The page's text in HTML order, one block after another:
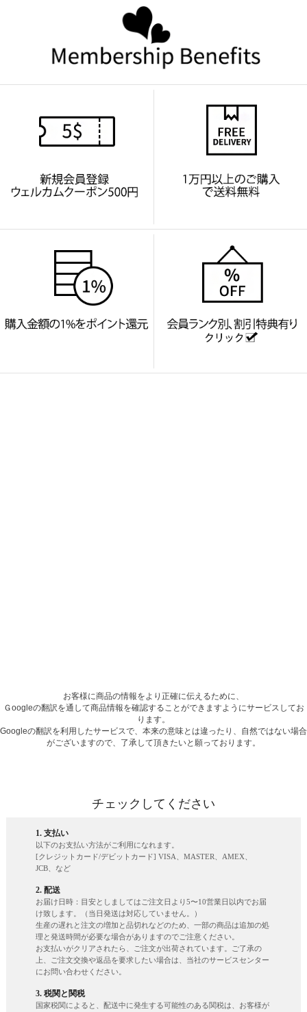
お客様に商品の情報をより正確に伝えるために、
Ｇoogleの翻訳を通して商品情報を確認することができますようにサービスしてお
ります。
Googleの翻訳を利用したサービスで、本来の意味とは違ったり、自然ではない場合
がございますので、了承して頂きたいと願っております。
チェックしてください
1. 支払い
以下のお支払い方法がご利用になれます。
[クレジットカード/デビットカード] VISA、MASTER、AMEX、
JCB、など
2. 配送
お届け日時：目安としましてはご注文日より5〜10営業日以内でお届
け致します。（当日発送は対応していません。）
生産の遅れと注文の増加と品切れなどのため、一部の商品は追加の処
理と発送時間が必要な場合がありますのでご注意ください。
お支払いがクリアされたら、ご注文が出荷されています。ご了承の
上、ご注文交換や返品を要求したい場合は、当社のサービスセンター
にお問い合わせください。
3. 税関と関税
国家税関によると、配送中に発生する可能性のある関税は、お客様が